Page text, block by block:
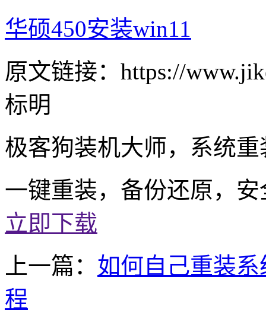
华硕450安装win11
原文链接：https://
标明
极客狗装机大师，系统
一键重装，备份还原，
立即下载
上一篇： 如何自己重装
程